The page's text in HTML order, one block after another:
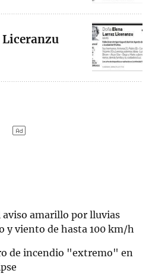
Liceranzu
aviso amarillo por lluvias
y viento de hasta 100 km/h
de incendio "extremo" en